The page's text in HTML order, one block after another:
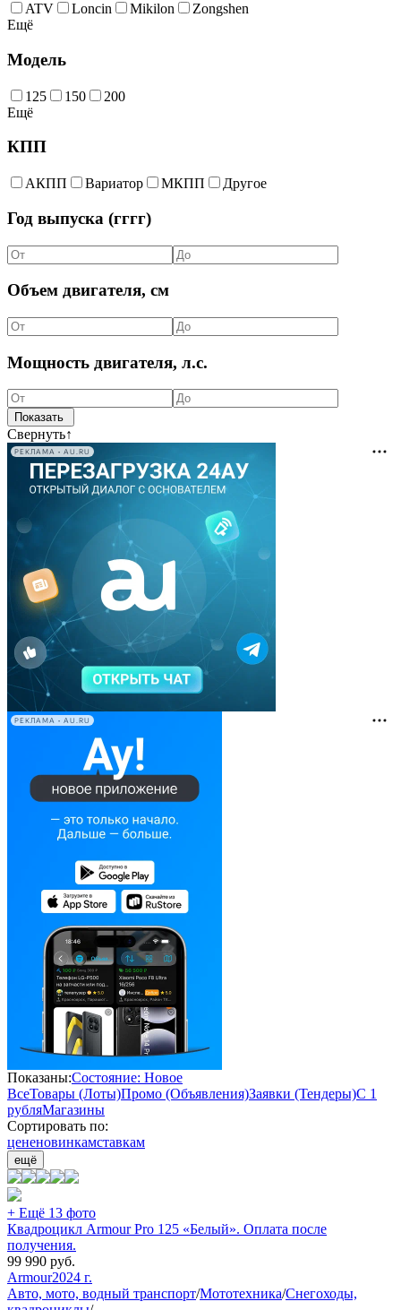
ATV Loncin Mikilon
Zongshen
Ещё
Модель
125 150
200
Ещё
КПП
АКПП Вариатор МКПП Другое
Год выпуска (гггг)
Объем двигателя, см
Мощность двигателя, л.с.
Свернуть↑
РЕКЛАМА • AU.RU
РЕКЛАМА • AU.RU
Показаны:Состояние: Новое
ВсеТовары (Лоты)Промо (Объявления)Заявки (Тендеры)С 1
рубляМагазины
Сортировать по:
цененовинкамставкам
ещё
+ Ещё 13 фото
Квадроцикл Armour Pro 125 «Белый». Оплата после
получения.
99 990 руб.
Armour2024 г.
Авто, мото, водный транспорт/Мототехника/Снегоходы,